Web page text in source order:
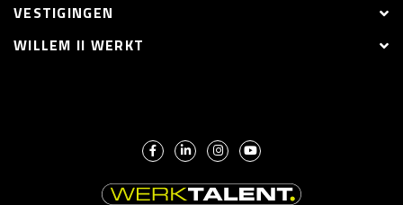
VESTIGINGEN
WILLEM II WERKT